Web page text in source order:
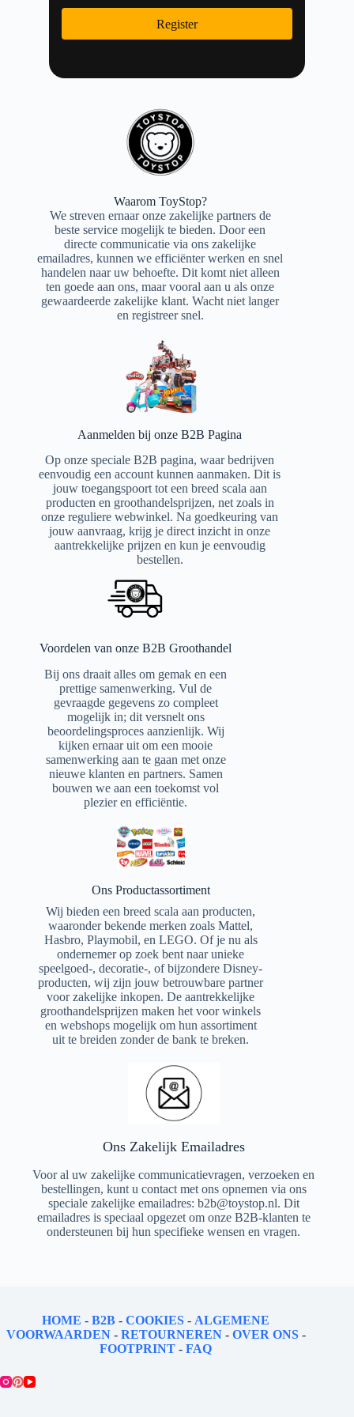
Register
Waarom ToyStop?
We streven ernaar onze zakelijke partners de
beste service mogelijk te bieden. Door een
directe communicatie via ons zakelijke
emailadres, kunnen we efficiënter werken en snel
handelen naar uw behoefte. Dit komt niet alleen
ten goede aan ons, maar vooral aan u als onze
gewaardeerde zakelijke klant. Wacht niet langer
en registreer snel.
Aanmelden bij onze B2B Pagina
Op onze speciale B2B pagina, waar bedrijven
eenvoudig een account kunnen aanmaken. Dit is
jouw toegangspoort tot een breed scala aan
producten en groothandelsprijzen, net zoals in
onze reguliere webwinkel. Na goedkeuring van
jouw aanvraag, krijg je direct inzicht in onze
aantrekkelijke prijzen en kun je eenvoudig
bestellen.
Voordelen van onze B2B Groothandel
Bij ons draait alles om gemak en een
prettige samenwerking. Vul de
gevraagde gegevens zo compleet
mogelijk in; dit versnelt ons
beoordelingsproces aanzienlijk. Wij
kijken ernaar uit om een mooie
samenwerking aan te gaan met onze
nieuwe klanten en partners. Samen
bouwen we aan een toekomst vol
plezier en efficiëntie.
Ons Productassortiment
Wij bieden een breed scala aan producten,
waaronder bekende merken zoals Mattel,
Hasbro, Playmobil, en LEGO. Of je nu als
ondernemer op zoek bent naar unieke
speelgoed-, decoratie-, of bijzondere Disney-
producten, wij zijn jouw betrouwbare partner
voor zakelijke inkopen. De aantrekkelijke
groothandelsprijzen maken het voor winkels
en webshops mogelijk om hun assortiment
uit te breiden zonder de bank te breken.
Ons Zakelijk Emailadres
Voor al uw zakelijke communicatievragen, verzoeken en
bestellingen, kunt u contact met ons opnemen via ons
speciale zakelijke emailadres: b2b@toystop.nl. Dit
emailadres is speciaal opgezet om onze B2B-klanten te
ondersteunen bij hun specifieke wensen en vragen.
HOME -B2B -COOKIES - ALGEMENE
VOORWAARDEN- RETOURNEREN- OVER ONS-
FOOTPRINT -FAQ